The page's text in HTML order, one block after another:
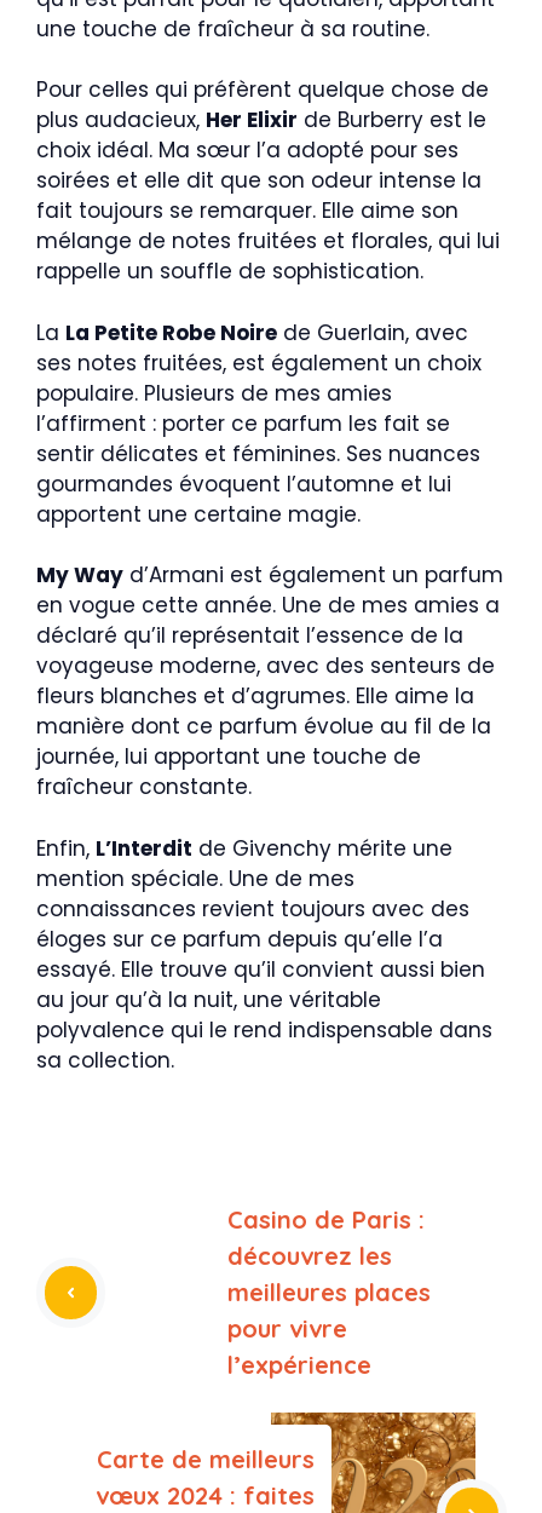
une touche de fraîcheur à sa routine.
Pour celles qui préfèrent quelque chose de
plus audacieux, Her Elixir de Burberry est le
choix idéal. Ma sœur l’a adopté pour ses
soirées et elle dit que son odeur intense la
fait toujours se remarquer. Elle aime son
mélange de notes fruitées et florales, qui lui
rappelle un souffle de sophistication.
La La Petite Robe Noire de Guerlain, avec
ses notes fruitées, est également un choix
populaire. Plusieurs de mes amies
l’affirment : porter ce parfum les fait se
sentir délicates et féminines. Ses nuances
gourmandes évoquent l’automne et lui
apportent une certaine magie.
My Way d’Armani est également un parfum
en vogue cette année. Une de mes amies a
déclaré qu’il représentait l’essence de la
voyageuse moderne, avec des senteurs de
fleurs blanches et d’agrumes. Elle aime la
manière dont ce parfum évolue au fil de la
journée, lui apportant une touche de
fraîcheur constante.
Enfin, L’Interdit de Givenchy mérite une
mention spéciale. Une de mes
connaissances revient toujours avec des
éloges sur ce parfum depuis qu’elle l’a
essayé. Elle trouve qu’il convient aussi bien
au jour qu’à la nuit, une véritable
polyvalence qui le rend indispensable dans
sa collection.
Casino de Paris :
découvrez les
meilleures places
pour vivre
l’expérience
Carte de meilleurs
vœux 2024 : faites